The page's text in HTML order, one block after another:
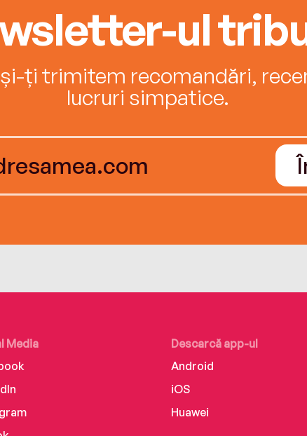
ul
ți trimitem recomandări,
lucruri simpatice.
Media
Descarcă app-ul
Android
iOS
Huawei